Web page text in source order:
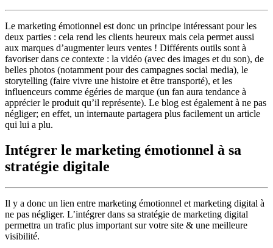
Le marketing émotionnel est donc un principe intéressant pour les
deux parties : cela rend les clients heureux mais cela permet aussi
aux marques d’augmenter leurs ventes ! Différents outils sont à
favoriser dans ce contexte : la vidéo (avec des images et du son), de
belles photos (notamment pour des campagnes social media), le
storytelling (faire vivre une histoire et être transporté), et les
influenceurs comme égéries de marque (un fan aura tendance à
apprécier le produit qu’il représente). Le blog est également à ne pas
négliger; en effet, un internaute partagera plus facilement un article
qui lui a plu.
Intégrer le marketing émotionnel à sa
stratégie digitale
Il y a donc un lien entre marketing émotionnel et marketing digital à
ne pas négliger. L’intégrer dans sa stratégie de marketing digital
permettra un trafic plus important sur votre site & une meilleure
visibilité.